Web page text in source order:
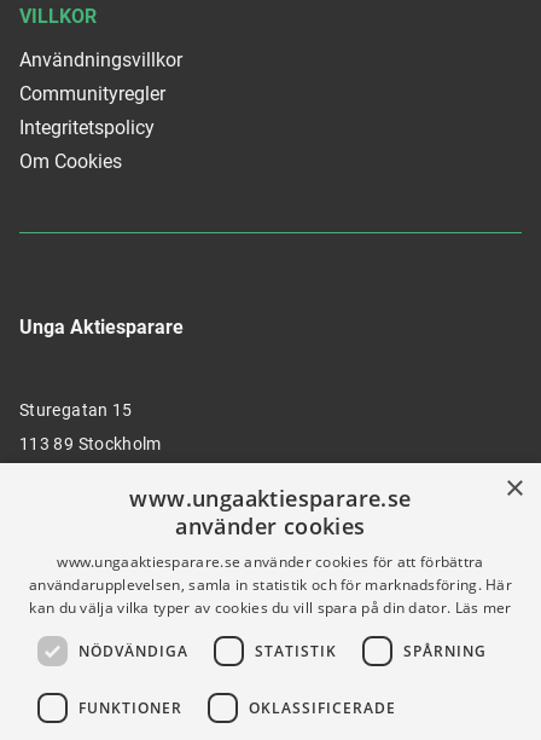
Unga Aktiesparare
Sturegatan 15
113 89 Stockholm
info@ungaaktiesparare.se
Följ oss gärna på sociala medier
VILLKOR
Användningsvillkor
Communityregler
Integritetspolicy
Om Cookies
×
www.ungaaktiesparare.se
använder cookies
www.ungaaktiesparare.se använder cookies för att förbättra
användarupplevelsen, samla in statistik och för marknadsföring. Här
kan du välja vilka typer av cookies du vill spara på din dator. Läs mer
NÖDVÄNDIGA STATISTIK SPÅRNING
FUNKTIONER OKLASSIFICERADE